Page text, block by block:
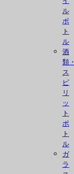
ル
ボ
ト
ル
酒
類・
ス
ピ
リ
ッ
ト
ボ
ト
ル
ガ
ラ